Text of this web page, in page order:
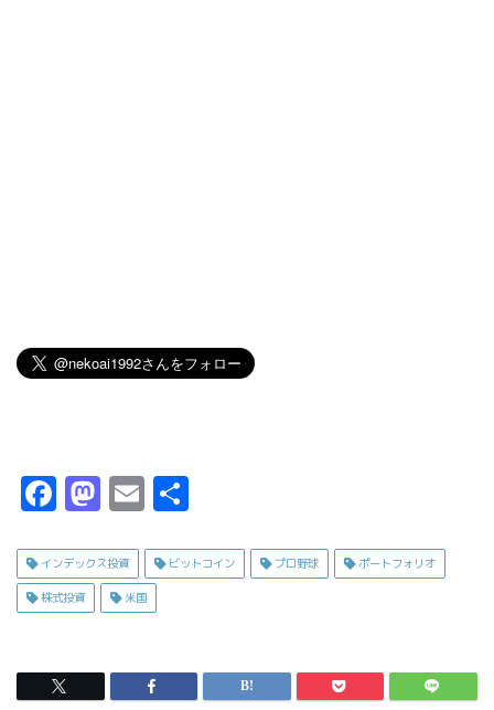
F
c
e
o
M
s
t
d
E
ai
l
インデックス投資 ビットコイン プロ野球 ポートフォリオ
株式投資 米国